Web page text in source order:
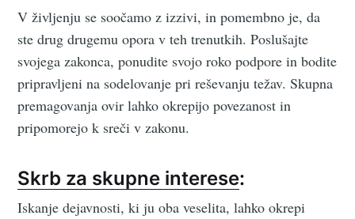
V življenju se soočamo z izzivi, in pomembno je, da
ste drug drugemu opora v teh trenutkih. Poslušajte
svojega zakonca, ponudite svojo roko podpore in bodite
pripravljeni na sodelovanje pri reševanju težav. Skupna
premagovanja ovir lahko okrepijo povezanost in
pripomorejo k sreči v zakonu.
Skrb za skupne interese:
Iskanje dejavnosti, ki ju oba veselita, lahko okrepi